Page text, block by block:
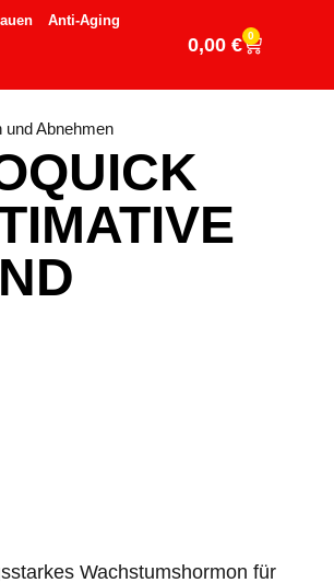
Anti-Aging
0,00 € 0
Abnehmen
Wachstumshormon für